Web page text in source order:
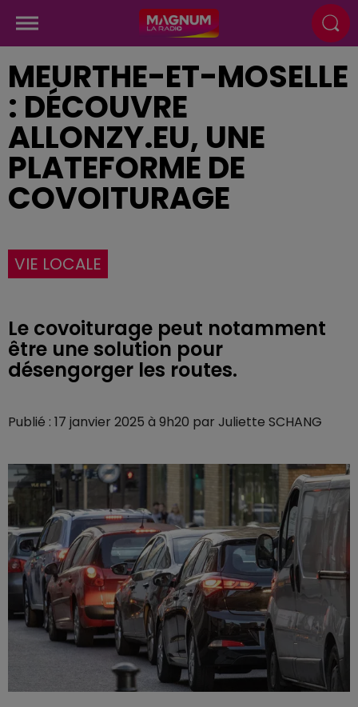
MEURTHE-ET-MOSELLE
: DÉCOUVRE
ALLONZY.EU, UNE
PLATEFORME DE
COVOITURAGE
VIE LOCALE
Le covoiturage peut notamment
être une solution pour
désengorger les routes.
Publié : 17 janvier 2025 à 9h20 par Juliette SCHANG